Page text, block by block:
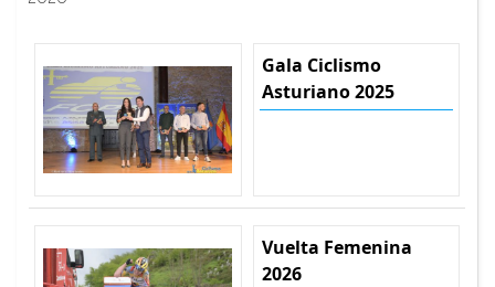
Gala Ciclismo
Asturiano 2025
Vuelta Femenina
2026